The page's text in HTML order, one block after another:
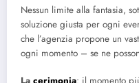
Nessun limite alla fantasia,
soluzione giusta per ogni
che l’agenzia propone un
ogni momento – se ne